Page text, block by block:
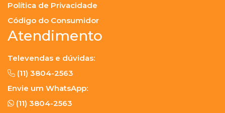
Política de Privacidade
Código do Consumidor
Atendimento
Televendas e dúvidas:
(11) 3804-2563
Envie um WhatsApp:
(11) 3804-2563